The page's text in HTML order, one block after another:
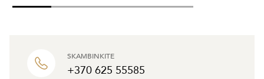
SKAMBINKITE
+370 625 55585